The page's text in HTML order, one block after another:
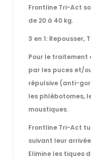
Frontline Tri-Act
de 20 à 40 kg.
3 en 1: Repousser,
Pour le
par les puces et/
répulsive (anti-
les phlébotomes,
moustiques.
Frontline Tri-Act
suivant leur
Elimine les tiques